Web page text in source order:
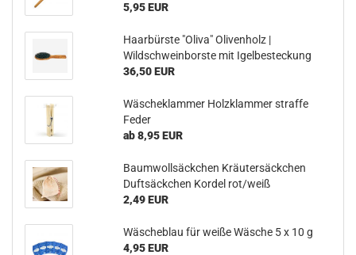
5,95 EUR
Haarbürste "Oliva" Olivenholz |
Wildschweinborste mit Igelbesteckung
36,50 EUR
Wäscheklammer Holzklammer straffe
Feder
ab 8,95 EUR
Baumwollsäckchen Kräutersäckchen
Duftsäckchen Kordel rot/weiß
2,49 EUR
Wäscheblau für weiße Wäsche 5 x 10 g
4,95 EUR